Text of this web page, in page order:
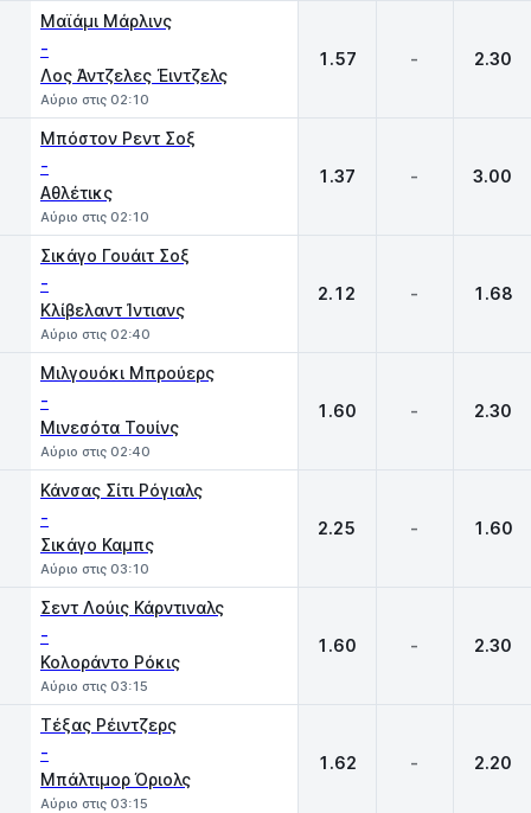
Μαϊάμι Μάρλινς
-
Λος Άντζελες Έιντζελς
Αύριο στις 02:10
1.57 - 2.30
Μπόστον Ρεντ Σοξ
-
Αθλέτικς
Αύριο στις 02:10
1.37 - 3.00
Σικάγο Γουάιτ Σοξ
-
Κλίβελαντ Ίντιανς
Αύριο στις 02:40
2.12 - 1.68
Μιλγουόκι Μπρούερς
-
Μινεσότα Τουίνς
Αύριο στις 02:40
1.60 - 2.30
Κάνσας Σίτι Ρόγιαλς
-
Σικάγο Καμπς
Αύριο στις 03:10
2.25 - 1.60
Σεντ Λούις Κάρντιναλς
-
Κολοράντο Ρόκις
Αύριο στις 03:15
1.60 - 2.30
Τέξας Ρέιντζερς
-
Μπάλτιμορ Όριολς
Αύριο στις 03:15
1.62 - 2.20